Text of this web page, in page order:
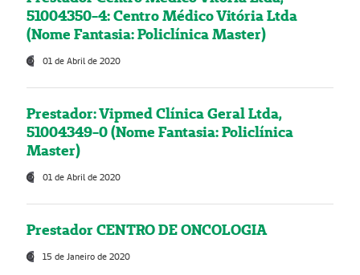
51004350-4: Centro Médico Vitória Ltda
(Nome Fantasia: Policlínica Master)
01 de Abril de 2020
Prestador: Vipmed Clínica Geral Ltda,
51004349-0 (Nome Fantasia: Policlínica
Master)
01 de Abril de 2020
Prestador CENTRO DE ONCOLOGIA
15 de Janeiro de 2020